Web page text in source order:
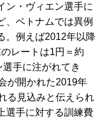
ン・ヴィエン選手に
、ベトナムでは異例
。例えば2012年以降
レートは1円＝約
手に注がれてき
が開かれた2019年
る見込みと伝えられ
選手に対する訓練費